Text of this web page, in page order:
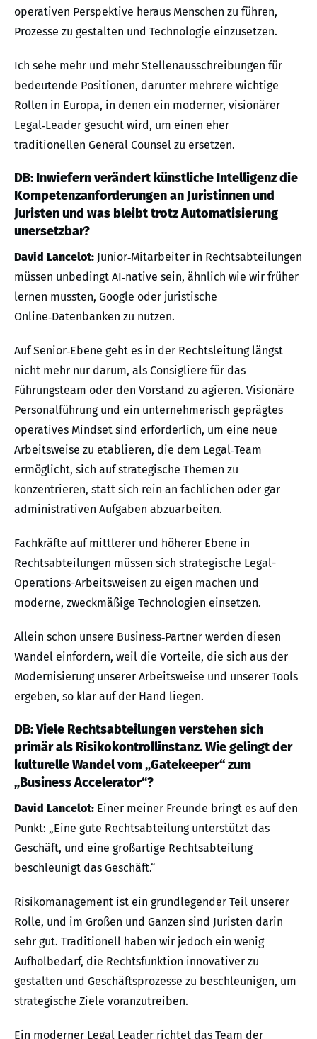
operativen Perspektive heraus Menschen zu führen,
Prozesse zu gestalten und Technologie einzusetzen.
Ich sehe mehr und mehr Stellenausschreibungen für
bedeutende Positionen, darunter mehrere wichtige
Rollen in Europa, in denen ein moderner, visionärer
Legal‑Leader gesucht wird, um einen eher
traditionellen General Counsel zu ersetzen.
DB: Inwiefern verändert künstliche Intelligenz die
Kompetenzanforderungen an Juristinnen und
Juristen und was bleibt trotz Automatisierung
unersetzbar?
David Lancelot: Junior‑Mitarbeiter in Rechtsabteilungen
müssen unbedingt AI‑native sein, ähnlich wie wir früher
lernen mussten, Google oder juristische
Online‑Datenbanken zu nutzen.
Auf Senior‑Ebene geht es in der Rechtsleitung längst
nicht mehr nur darum, als Consigliere für das
Führungsteam oder den Vorstand zu agieren. Visionäre
Personalführung und ein unternehmerisch geprägtes
operatives Mindset sind erforderlich, um eine neue
Arbeitsweise zu etablieren, die dem Legal‑Team
ermöglicht, sich auf strategische Themen zu
konzentrieren, statt sich rein an fachlichen oder gar
administrativen Aufgaben abzuarbeiten.
Fachkräfte auf mittlerer und höherer Ebene in
Rechtsabteilungen müssen sich strategische Legal-
Operations-Arbeitsweisen zu eigen machen und
moderne, zweckmäßige Technologien einsetzen.
Allein schon unsere Business‑Partner werden diesen
Wandel einfordern, weil die Vorteile, die sich aus der
Modernisierung unserer Arbeitsweise und unserer Tools
ergeben, so klar auf der Hand liegen.
DB: Viele Rechtsabteilungen verstehen sich
primär als Risikokontrollinstanz. Wie gelingt der
kulturelle Wandel vom „Gatekeeper“ zum
„Business Accelerator“?
David Lancelot: Einer meiner Freunde bringt es auf den
Punkt: „Eine gute Rechtsabteilung unterstützt das
Geschäft, und eine großartige Rechtsabteilung
beschleunigt das Geschäft.“
Risikomanagement ist ein grundlegender Teil unserer
Rolle, und im Großen und Ganzen sind Juristen darin
sehr gut. Traditionell haben wir jedoch ein wenig
Aufholbedarf, die Rechtsfunktion innovativer zu
gestalten und Geschäftsprozesse zu beschleunigen, um
strategische Ziele voranzutreiben.
Ein moderner Legal Leader richtet das Team der